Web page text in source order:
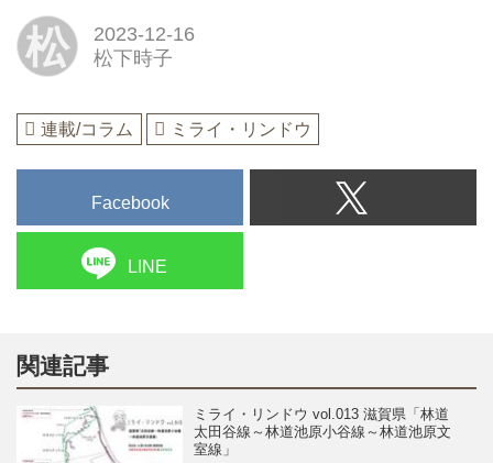
松
2023-12-16
松下時子
連載/コラム ミライ・リンドウ
Facebook
LINE
関連記事
ミライ・リンドウ vol.013 滋賀県「林道
太田谷線～林道池原小谷線～林道池原文
室線」